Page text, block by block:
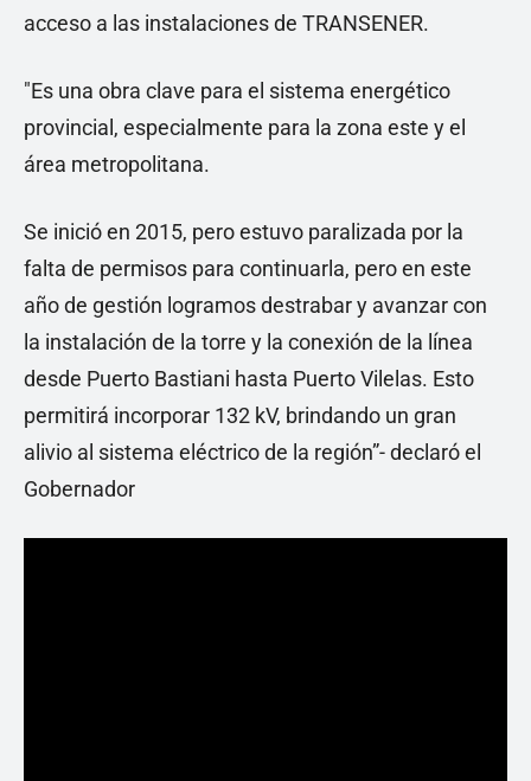
acceso a las instalaciones de TRANSENER.
"Es una obra clave para el sistema energético
provincial, especialmente para la zona este y el
área metropolitana.
Se inició en 2015, pero estuvo paralizada por la
falta de permisos para continuarla, pero en este
año de gestión logramos destrabar y avanzar con
la instalación de la torre y la conexión de la línea
desde Puerto Bastiani hasta Puerto Vilelas. Esto
permitirá incorporar 132 kV, brindando un gran
alivio al sistema eléctrico de la región”- declaró el
Gobernador